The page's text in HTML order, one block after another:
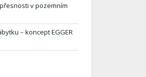
v pozemním
– koncept EGGER